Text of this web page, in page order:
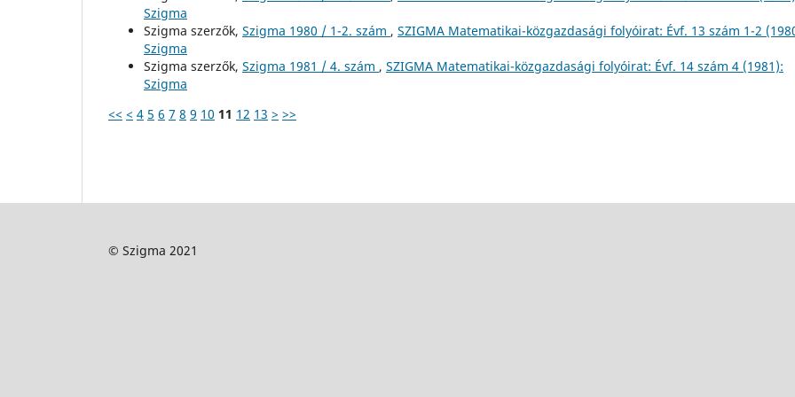
Szigma
Szigma szerzők, Szigma 1980 / 1-2. szám , SZIGMA Matematikai-közgazdasági folyóirat: Évf. 13 szám 1-2
Szigma
Szigma szerzők, Szigma 1981 / 4. szám , SZIGMA Matematikai-közgazdasági folyóirat: Évf. 14 szám 4 (1981):
Szigma
<< < 4 5 6 7 8 9 10 11 12 13 > >>
© Szigma 2021